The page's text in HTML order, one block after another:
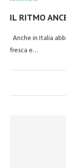
IL RITMO
Anche in Italia
fresca e…